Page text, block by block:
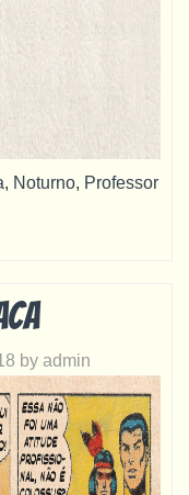
, Noturno, Professor
by admin